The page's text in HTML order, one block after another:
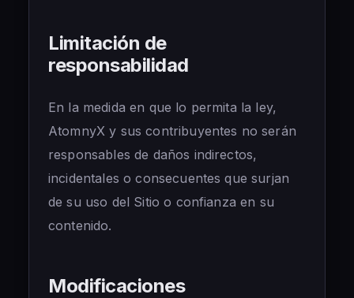
Limitación de
responsabilidad
En la medida en que lo permita la ley,
AtomnyX y sus contribuyentes no serán
responsables de daños indirectos,
incidentales o consecuentes que surjan
de su uso del Sitio o confianza en su
contenido.
Modificaciones